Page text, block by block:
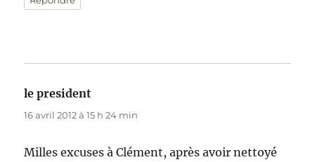
le president
16 avril 2012 à 15 h 24 min
Milles excuses à Clément, après avoir nettoyé